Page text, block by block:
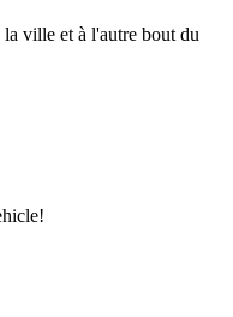
ville et à l'autre bout du